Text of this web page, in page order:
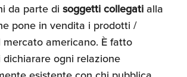
da parte di soggetti collegatialla
pone in vendita i prodotti /
mercato americano. È fatto
ogni relazione